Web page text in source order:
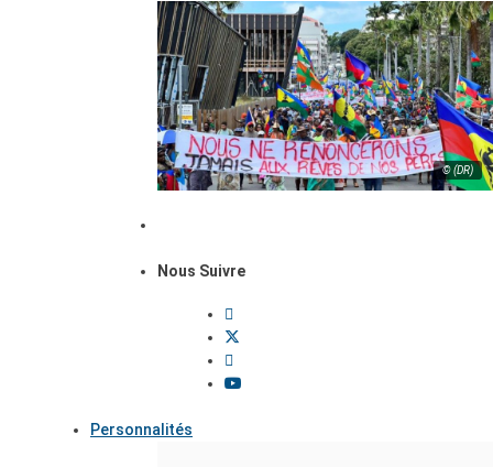
© (DR)
Nous Suivre
Personnalités